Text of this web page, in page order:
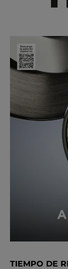
TIEMPO DE